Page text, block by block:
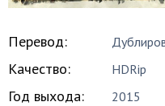
Перевод:
Качество: HDRip
Год выхода: 2015